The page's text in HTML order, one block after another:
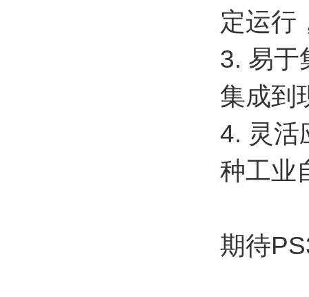
定运行
3. 易于
集成到
4. 灵活
种工业
期待